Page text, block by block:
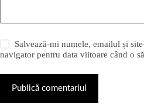
Salvează-mi numele, emailul și
navigator pentru data viitoare când o
Publică comentariul